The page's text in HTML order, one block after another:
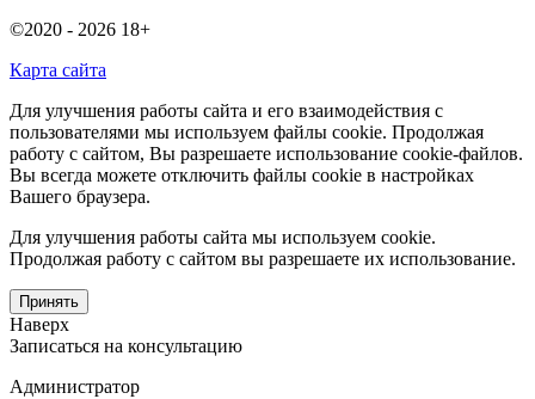
©2020 - 2026 18+
Карта сайта
Для улучшения работы сайта и его взаимодействия с
пользователями мы используем файлы cookie. Продолжая
работу с сайтом, Вы разрешаете использование cookie-файлов.
Вы всегда можете отключить файлы cookie в настройках
Вашего браузера.
Для улучшения работы сайта мы используем cookie.
Продолжая работу с сайтом вы разрешаете их использование.
Принять
Наверх
Записаться на консультацию
Администратор